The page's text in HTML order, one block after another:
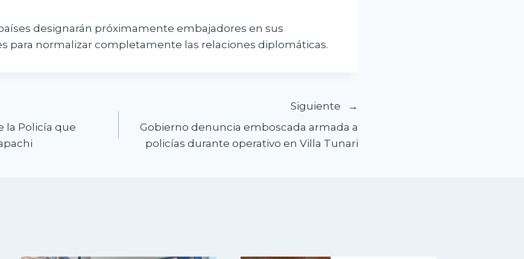
designarán próximamente embajadores en sus
para normalizar completamente las relaciones diplomáticas.
la Policía que
Siguiente
Gobierno denuncia emboscada armada a
policías durante operativo en Villa Tunari